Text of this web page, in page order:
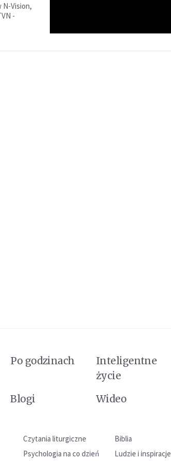
N-Vision,
-
Po godzinach
Inteligentne
życie
Blogi Wideo
Czytania liturgiczne
Biblia
Psychologia na co dzień Ludzie i inspiracje